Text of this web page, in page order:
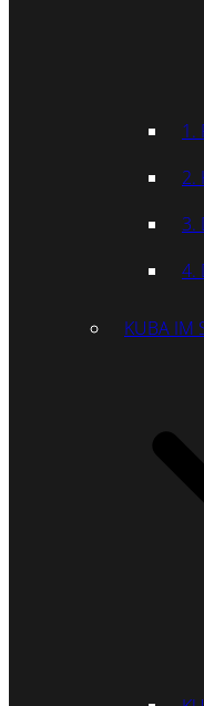
1.
2.
3.
4.
KUBA IM